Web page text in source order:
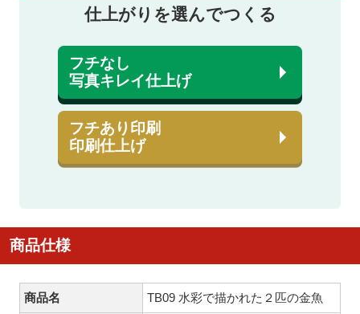
仕上がりを選んでつくる
フチなし
写真キレイ仕上げ
フチあり印刷
印刷仕上げ
商品仕様
商品名 TB09 水彩で描かれた２匹の金魚